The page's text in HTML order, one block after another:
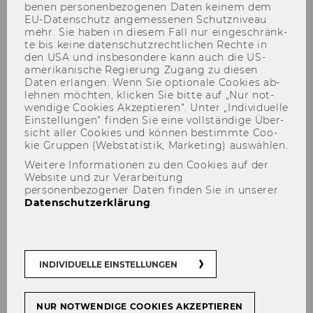
Gabriela Makar
be­nen per­so­nen­be­zo­ge­nen Daten kei­nem dem
EU-​Datenschutz an­ge­mes­se­nen Schutz­ni­veau
mehr. Sie haben in die­sem Fall nur ein­ge­schränk­
te bis keine da­ten­schutz­recht­li­chen Rech­te in
den USA und ins­be­son­de­re kann auch die US-​
amerikanische Re­gie­rung Zu­gang zu die­sen
Daten er­lan­gen. Wenn Sie op­tio­na­le Coo­kies ab­
leh­nen möch­ten, kli­cken Sie bitte auf „Nur not­
wen­di­ge Coo­kies Ak­zep­tie­ren“. Unter „In­di­vi­du­el­le
Ein­stel­lun­gen“ fin­den Sie eine voll­stän­di­ge Über­
sicht aller Coo­kies und kön­nen be­stimm­te Coo­
kie Grup­pen (Web­sta­tis­tik, Mar­ke­ting) aus­wäh­len.
Weitere Informationen zu den Cookies auf der
Website und zur Verarbeitung
personenbezogener Daten finden Sie in unserer
Datenschutzerklärung
INDIVIDUELLE EINSTELLUNGEN
NUR NOTWENDIGE COOKIES AKZEPTIEREN